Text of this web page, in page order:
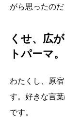
がら思ったのだ
くせ、広
トパーマ。
わたくし、原
す。好きな言
です。